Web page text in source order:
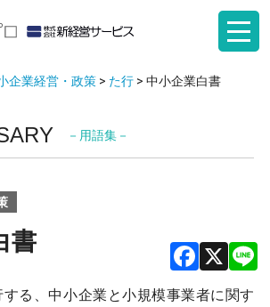
企業経営・政策> た行> 中小企業白書
－用語集－
書
F X
る、中小企業と小規模事業者に関す